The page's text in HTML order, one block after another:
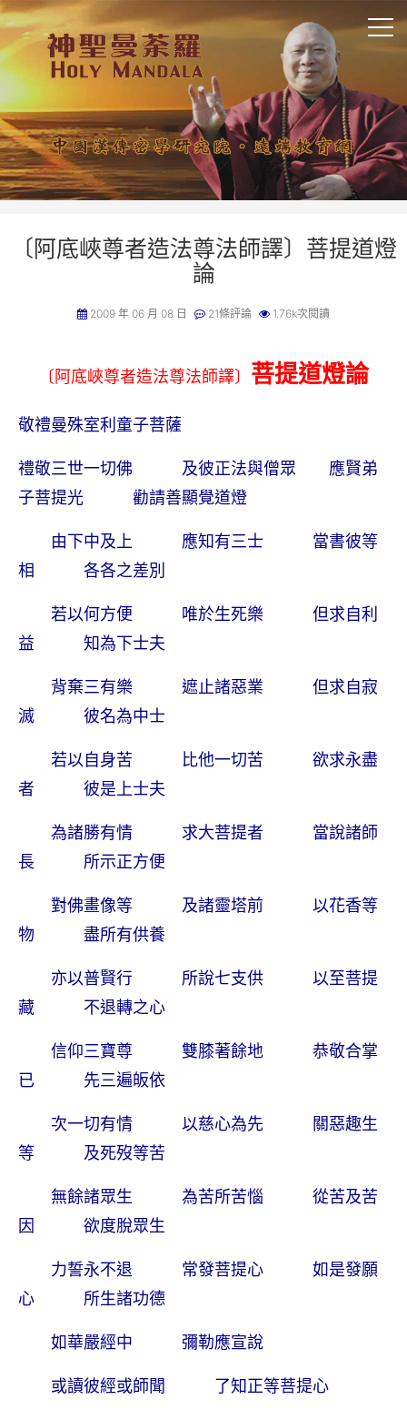
〔阿底峽尊者造法尊法師譯〕菩提道燈
論
2009 年 06 月 08 日 21條評論 1.76k次閱讀
〔阿底峽尊者造法尊法師譯〕 菩提道燈論
敬禮曼殊室利童子菩薩
禮敬三世一切佛 及彼正法與僧眾 應賢弟
子菩提光 勸請善顯覺道燈
由下中及上 應知有三士 當書彼等
相 各各之差別
若以何方便 唯於生死樂 但求自利
益 知為下士夫
背棄三有樂 遮止諸惡業 但求自寂
滅 彼名為中士
若以自身苦 比他一切苦 欲求永盡
者 彼是上士夫
為諸勝有情 求大菩提者 當說諸師
長 所示正方便
對佛畫像等 及諸靈塔前 以花香等
物 盡所有供養
亦以普賢行 所說七支供 以至菩提
藏 不退轉之心
信仰三寶尊 雙膝著餘地 恭敬合掌
已 先三遍皈依
次一切有情 以慈心為先 關惡趣生
等 及死歿等苦
無餘諸眾生 為苦所苦惱 從苦及苦
因 欲度脫眾生
力誓永不退 常發菩提心 如是發願
心 所生諸功德
如華嚴經中 彌勒應宣說
或讀彼經或師聞 了知正等菩提心